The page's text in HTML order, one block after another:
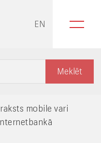
EN
mobile vari